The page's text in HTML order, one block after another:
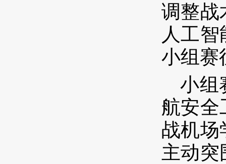
调整战
人工
小组赛
小组
航安全
战机场
主动突